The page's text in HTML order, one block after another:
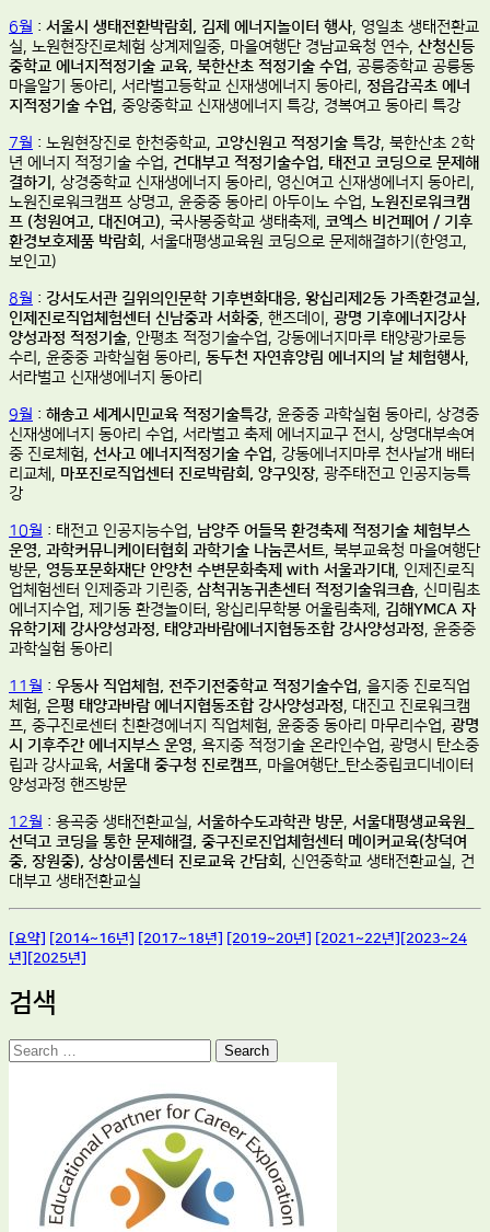
6월 : 서울시 생태전환박람회, 김제 에너지놀이터 행사, 영일초 생태전환교
실, 노원현장진로체험 상계제일중, 마을여행단 경남교육청 연수, 산청신등
중학교 에너지적정기술 교육, 북한산초 적정기술 수업, 공릉중학교 공릉동
마을알기 동아리, 서라벌고등학교 신재생에너지 동아리, 정읍감곡초 에너
지적정기술 수업, 중앙중학교 신재생에너지 특강, 경복여고 동아리 특강
7월 : 노원현장진로 한천중학교, 고양신원고 적정기술 특강, 북한산초 2학
년 에너지 적정기술 수업, 건대부고 적정기술수업, 태전고 코딩으로 문제해
결하기 , 상경중학교 신재생에너지 동아리, 영신여고 신재생에너지 동아리,
노원진로워크캠프 상명고, 윤중중 동아리 아두이노 수업, 노원진로워크캠
프 (청원여고, 대진여고), 국사봉중학교 생태축제, 코엑스 비건페어 / 기후
환경보호제품 박람회 , 서울대평생교육원 코딩으로 문제해결하기(한영고,
보인고)
8월 : 강서도서관 길위의인문학 기후변화대응, 왕십리제2동 가족환경교실,
인제진로직업체험센터 신남중과 서화중, 핸즈데이, 광명 기후에너지강사
양성과정 적정기술, 안평초 적정기술수업, 강동에너지마루 태양광가로등
수리, 윤중중 과학실험 동아리, 동두천 자연휴양림 에너지의 날 체험행사,
서라벌고 신재생에너지 동아리
9월 : 해송고 세계시민교육 적정기술특강, 윤중중 과학실험 동아리, 상경중
신재생에너지 동아리 수업, 서라벌고 축제 에너지교구 전시, 상명대부속여
중 진로체험, 선사고 에너지적정기술 수업, 강동에너지마루 천사날개 배터
리교체, 마포진로직업센터 진로박람회, 양구잇장, 광주태전고 인공지능특
강
10월 : 태전고 인공지능수업, 남양주 어들목 환경축제 적정기술 체험부스
운영, 과학커뮤니케이터협회 과학기술 나눔콘서트, 북부교육청 마을여행단
방문, 영등포문화재단 안양천 수변문화축제 with 서울과기대, 인제진로직
업체험센터 인제중과 기린중, 삼척귀농귀촌센터 적정기술워크숍, 신미림초
에너지수업, 제기동 환경놀이터, 왕십리무학봉 어울림축제, 김해YMCA 자
유학기제 강사양성과정, 태양과바람에너지협동조합 강사양성과정, 윤중중
과학실험 동아리
11월 : 우동사 직업체험, 전주기전중학교 적정기술수업, 을지중 진로직업
체험, 은평 태양과바람 에너지협동조합 강사양성과정, 대진고 진로워크캠
프, 중구진로센터 친환경에너지 직업체험, 윤중중 동아리 마무리수업, 광명
시 기후주간 에너지부스 운영, 욕지중 적정기술 온라인수업, 광명시 탄소중
립과 강사교육, 서울대 중구청 진로캠프, 마을여행단_탄소중립코디네이터
양성과정 핸즈방문
12월 : 용곡중 생태전환교실, 서울하수도과학관 방문, 서울대평생교육원_
선덕고 코딩을 통한 문제해결, 중구진로진업체험센터 메이커교육(창덕여
중, 장원중), 상상이룸센터 진로교육 간담회 , 신연중학교 생태전환교실, 건
대부고 생태전환교실
[요약] [2014~16년] [2017~18년] [2019~20년] [2021~22년] [2023~24
년] [2025년]
검색
Search